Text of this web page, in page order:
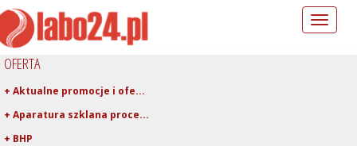
Toggle
OFERTA
+ Aktualne promocje i ofe...
+ Aparatura szklana proce...
+ BHP